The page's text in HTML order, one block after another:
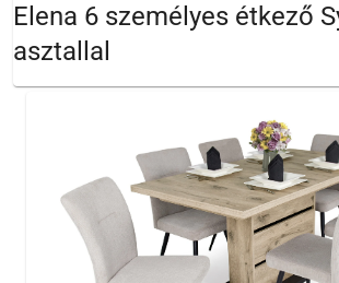
Elena 6 személyes étkező
asztallal